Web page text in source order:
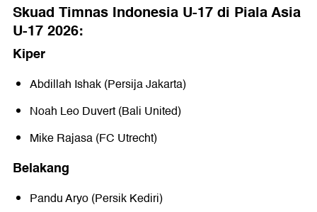
Skuad Timnas Indonesia U-17 di Piala Asia
U-17 2026:
Kiper
Abdillah Ishak (Persija Jakarta)
Noah Leo Duvert (Bali United)
Mike Rajasa (FC Utrecht)
Belakang
Pandu Aryo (Persik Kediri)